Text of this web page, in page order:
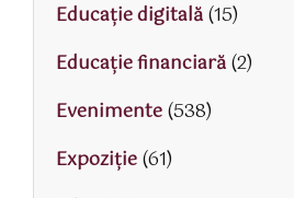
Educaţie digitală(15)
Educaţie financiară(2)
Evenimente(538)
Expoziție(61)